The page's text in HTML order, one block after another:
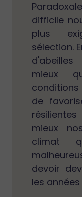
difficile
plus
sélection.
mieux
conditions
de
mieux
climat
devoir
les